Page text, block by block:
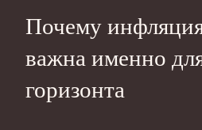
Почему
важна именно
горизонта